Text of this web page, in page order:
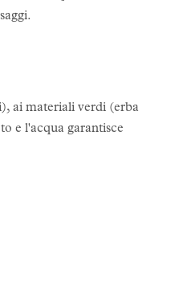
ai materiali verdi (erba
e l'acqua garantisce